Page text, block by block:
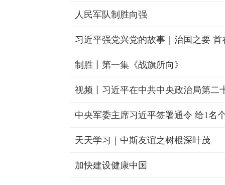
人民军队制胜向强
习近平强党兴党的故事｜治国之要 首
制胜丨第一集《战旗所向》
中央军委主席习近平签署通令 给1名
天天学习｜中斯友谊之树根深叶茂
加快建设健康中国